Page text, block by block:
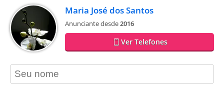
Maria José dos Santos
Anunciante desde2016
Ver Telefones
contact_name